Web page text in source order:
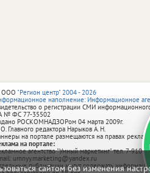
сайтом без изменения
"Регион центр" 2004 - 2026
наполнение: Информационное
о регистрации СМИ
№ ФС 77‑35502
РОСКОМНАДЗОРом 04 марта 2009г.
Главного редактора Нарыков А. Н.
на портале размещаются на правах рекламы.
на портале:
агентство "Умный маркетинг" тел. 7-910-
umnyy.marketing@yandex.ru
публикации могут содержать